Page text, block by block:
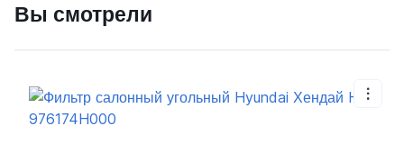
Вы смотрели